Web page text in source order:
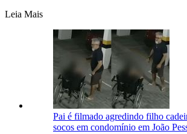
Leia Mais
Pai é filmado agredindo filho
socos em condomínio em João